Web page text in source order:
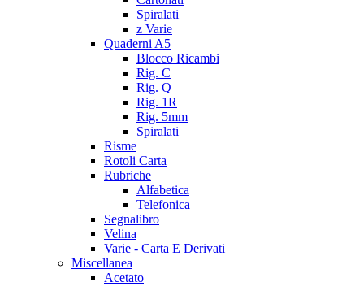
Spiralati
z Varie
Quaderni A5
Blocco Ricambi
Rig. C
Rig. Q
Rig. 1R
Rig. 5mm
Spiralati
Risme
Rotoli Carta
Rubriche
Alfabetica
Telefonica
Segnalibro
Velina
Varie - Carta E Derivati
Miscellanea
Acetato